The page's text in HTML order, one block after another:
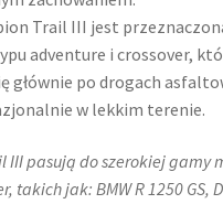
Trail III jest
adventure i crossover,
głównie po drogach
w lekkim terenie.
III pasują do szerokiej gamy
takich jak: BMW R 1250 GS,